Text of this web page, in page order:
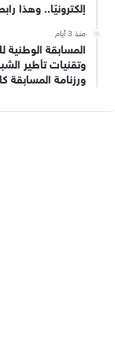
إلكترونيًا.. وهذا
منذ 3 أيام
المسابقة الوطنية
ورزنامة المسابقة